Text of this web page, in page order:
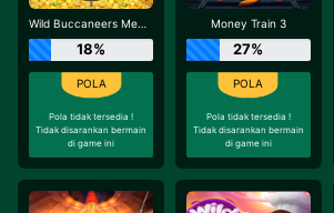
Wild Buccaneers Megaways
18%
Pola tidak tersedia !
Tidak disarankan bermain
di game ini
Money Train 3
27%
Pola tidak tersedia !
Tidak disarankan bermain
di game ini